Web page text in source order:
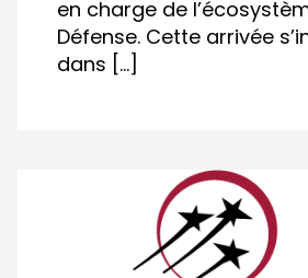
en charge de
Défense. Cette arrivée
dans […]